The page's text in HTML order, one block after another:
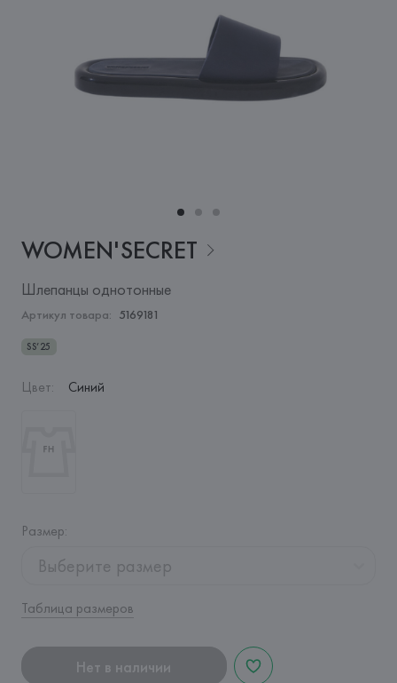
WOMEN'SECRET
Шлепанцы однотонные
Артикул товара: 5169181
SS’25
Цвет: Синий
Размер:
Выберите размер
Таблица размеров
Нет в наличии